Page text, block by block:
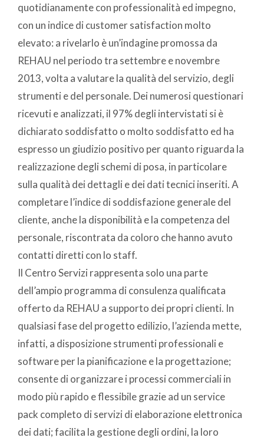
quotidianamente con professionalità ed impegno,
con un indice di customer satisfaction molto
elevato: a rivelarlo è un’indagine promossa da
REHAU nel periodo tra settembre e novembre
2013, volta a valutare la qualità del servizio, degli
strumenti e del personale. Dei numerosi questionari
ricevuti e analizzati, il 97% degli intervistati si è
dichiarato soddisfatto o molto soddisfatto ed ha
espresso un giudizio positivo per quanto riguarda la
realizzazione degli schemi di posa, in particolare
sulla qualità dei dettagli e dei dati tecnici inseriti. A
completare l’indice di soddisfazione generale del
cliente, anche la disponibilità e la competenza del
personale, riscontrata da coloro che hanno avuto
contatti diretti con lo staff.
Il Centro Servizi rappresenta solo una parte
dell’ampio programma di consulenza qualificata
offerto da REHAU a supporto dei propri clienti. In
qualsiasi fase del progetto edilizio, l’azienda mette,
infatti, a disposizione strumenti professionali e
software per la pianificazione e la progettazione;
consente di organizzare i processi commerciali in
modo più rapido e flessibile grazie ad un service
pack completo di servizi di elaborazione elettronica
dei dati; facilita la gestione degli ordini, la loro